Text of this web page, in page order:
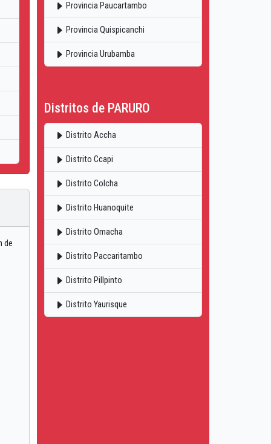
de
Provincia Paucartambo
Provincia Quispicanchi
Provincia Urubamba
Distritos de PARURO
Distrito Accha
Distrito Ccapi
Distrito Colcha
Distrito Huanoquite
Distrito Omacha
Distrito Paccaritambo
Distrito Pillpinto
Distrito Yaurisque